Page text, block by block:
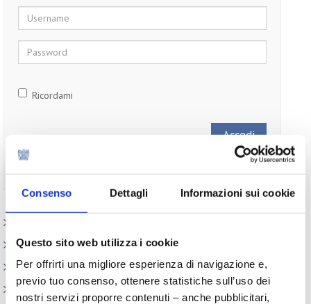
Consenso Dettagli Informazioni sui cookie
Questo sito web utilizza i cookie
Per offrirti una migliore esperienza di navigazione e,
previo tuo consenso, ottenere statistiche sull’uso dei
nostri servizi proporre contenuti – anche pubblicitari,
Username
Password
Ricordami
Iniziative
Webinar
Circolari